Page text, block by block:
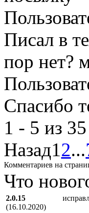
Писал в
пор нет?
Спасибо
1 - 5 из 35
Назад12...
Комментариев на
Что
2.0.15
(16.10.2020)